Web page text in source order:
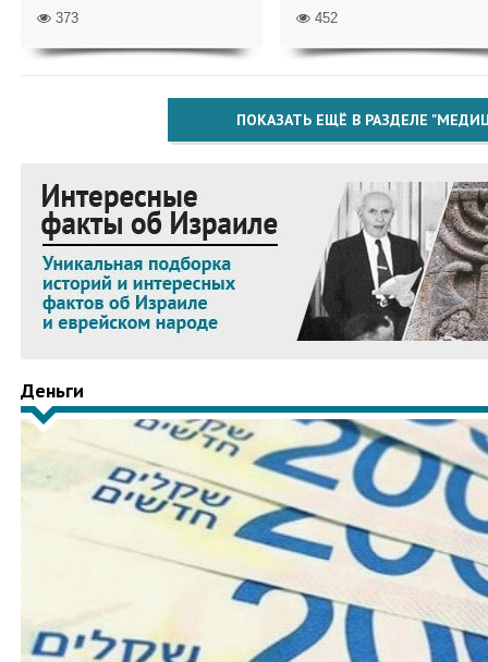
373 452
ПОКАЗАТЬ ЕЩЁ В РАЗДЕЛЕ
Деньги